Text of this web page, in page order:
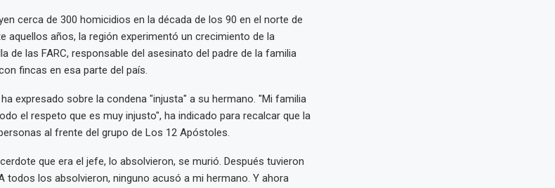
cerca de 300 homicidios en la década de los 90 en el norte de
aquellos años, la región experimentó un crecimiento de la
de las FARC, responsable del asesinato del padre de la familia
fincas en esa parte del país.
expresado sobre la condena "injusta" a su hermano. "Mi familia
el respeto que es muy injusto", ha indicado para recalcar que la
al frente del grupo de Los 12 Apóstoles.
que era el jefe, lo absolvieron, se murió. Después tuvieron
todos los absolvieron, ninguno acusó a mi hermano. Y ahora